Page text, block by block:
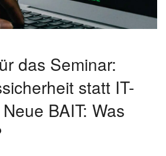
das Seminar:
statt IT-
BAIT: Was